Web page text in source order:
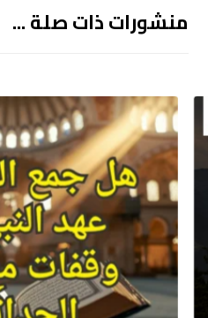
منشورات ذات صلة ...